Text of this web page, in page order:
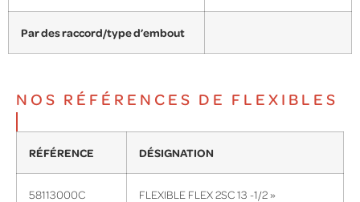
Par des raccord/type d’embout
NOS RÉFÉRENCES DE FLEXIBLES
RÉFÉRENCE DÉSIGNATION
58113000C FLEXIBLE FLEX 2SC 13 -1/2 »